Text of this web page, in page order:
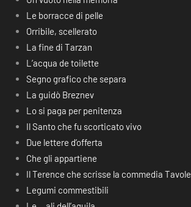
Le borracce di pelle
Orribile, scellerato
La fine di Tarzan
L’acqua de toilette
Segno grafico che separa
La guidò Breznev
Lo si paga per penitenza
Il Santo che fu scorticato vivo
Due lettere d’offerta
Che gli appartiene
Il Terence che scrisse la commedia
Legumi commestibili